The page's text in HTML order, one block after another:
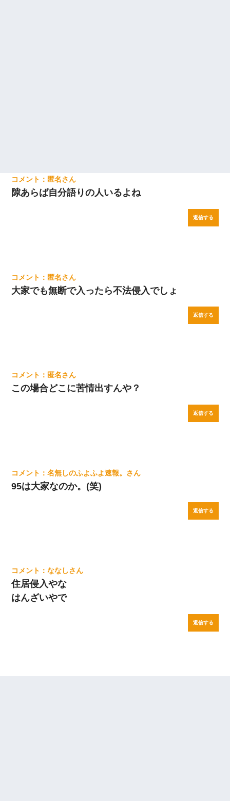
匿名
隙あらば自分語りの人いるよね
返信する
匿名
大家でも無断で入ったら不法侵入でしょ
返信する
匿名
この場合どこに苦情出すんや？
返信する
名無しのふよふよ速報。
95は大家なのか。(笑)
返信する
ななし
住居侵入やな
はんざいやで
返信する